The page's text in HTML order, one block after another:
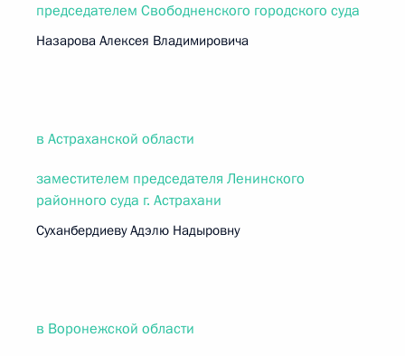
председателем Свободненского городского суда
Назарова Алексея Владимировича
в Астраханской области
заместителем председателя Ленинского
районного суда г. Астрахани
Суханбердиеву Адэлю Надыровну
в Воронежской области